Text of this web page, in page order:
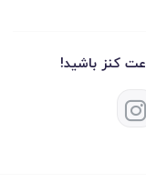
کنز باشید!